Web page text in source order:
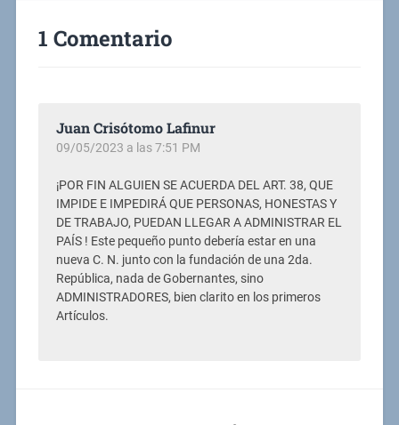
1 Comentario
Juan Crisótomo Lafinur
09/05/2023 a las 7:51 PM
¡POR FIN ALGUIEN SE ACUERDA DEL ART. 38, QUE
IMPIDE E IMPEDIRÁ QUE PERSONAS, HONESTAS Y
DE TRABAJO, PUEDAN LLEGAR A ADMINISTRAR EL
PAÍS ! Este pequeño punto debería estar en una
nueva C. N. junto con la fundación de una 2da.
República, nada de Gobernantes, sino
ADMINISTRADORES, bien clarito en los primeros
Artículos.